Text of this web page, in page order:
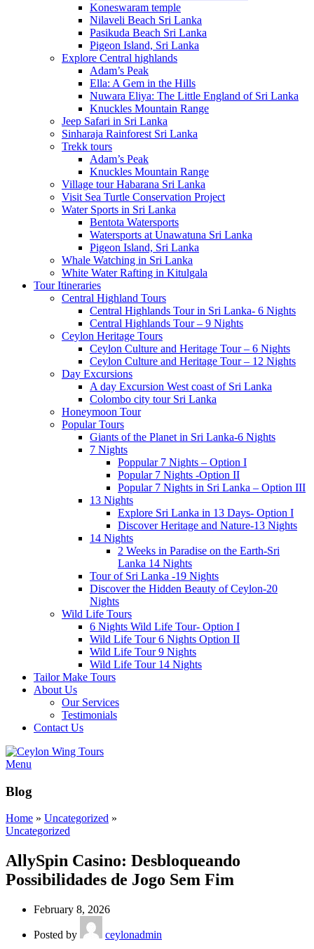
Koneswaram temple
Nilaveli Beach Sri Lanka
Pasikuda Beach Sri Lanka
Pigeon Island, Sri Lanka
Explore Central highlands
Adam’s Peak
Ella: A Gem in the Hills
Nuwara Eliya: The Little England of Sri Lanka
Knuckles Mountain Range
Jeep Safari in Sri Lanka
Sinharaja Rainforest Sri Lanka
Trekk tours
Adam’s Peak
Knuckles Mountain Range
Village tour Habarana Sri Lanka
Visit Sea Turtle Conservation Project
Water Sports in Sri Lanka
Bentota Watersports
Watersports at Unawatuna Sri Lanka
Pigeon Island, Sri Lanka
Whale Watching in Sri Lanka
White Water Rafting in Kitulgala
Tour Itineraries
Central Highland Tours
Central Highlands Tour in Sri Lanka- 6 Nights
Central Highlands Tour – 9 Nights
Ceylon Heritage Tours
Ceylon Culture and Heritage Tour – 6 Nights
Ceylon Culture and Heritage Tour – 12 Nights
Day Excursions
A day Excursion West coast of Sri Lanka
Colombo city tour Sri Lanka
Honeymoon Tour
Popular Tours
Giants of the Planet in Sri Lanka-6 Nights
7 Nights
Poppular 7 Nights – Option I
Popular 7 Nights -Option II
Popular 7 Nights in Sri Lanka – Option III
13 Nights
Explore Sri Lanka in 13 Days- Option I
Discover Heritage and Nature-13 Nights
14 Nights
2 Weeks in Paradise on the Earth-Sri
Lanka 14 Nights
Tour of Sri Lanka -19 Nights
Discover the Hidden Beauty of Ceylon-20
Nights
Wild Life Tours
6 Nights Wild Life Tour- Option I
Wild Life Tour 6 Nights Option II
Wild Life Tour 9 Nights
Wild Life Tour 14 Nights
Tailor Make Tours
About Us
Our Services
Testimonials
Contact Us
Menu
Blog
Home » Uncategorized »
Uncategorized
AllySpin Casino: Desbloqueando
Possibilidades de Jogo Sem Fim
February 8, 2026
Posted by ceylonadmin